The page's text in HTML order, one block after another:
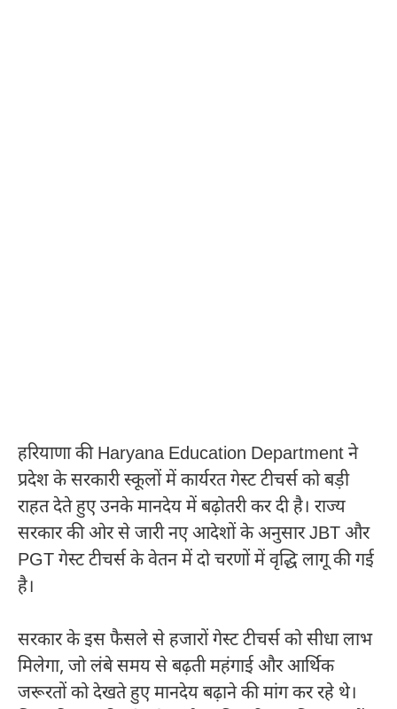
हरियाणा कीHaryana Education Departmentने
प्रदेश के सरकारी स्कूलों में कार्यरत गेस्ट टीचर्स को बड़ी
राहत देते हुए उनके मानदेय में बढ़ोतरी कर दी है। राज्य
सरकार की ओर से जारी नए आदेशों के अनुसार JBT और
PGT गेस्ट टीचर्स के वेतन में दो चरणों में वृद्धि लागू की गई
है।
सरकार के इस फैसले से हजारों गेस्ट टीचर्स को सीधा लाभ
मिलेगा, जो लंबे समय से बढ़ती महंगाई और आर्थिक
जरूरतों को देखते हुए मानदेय बढ़ाने की मांग कर रहे थे।